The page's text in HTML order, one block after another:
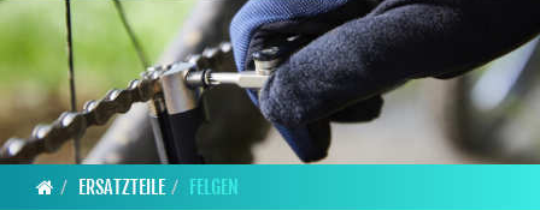
ERSATZTEILE FELGEN